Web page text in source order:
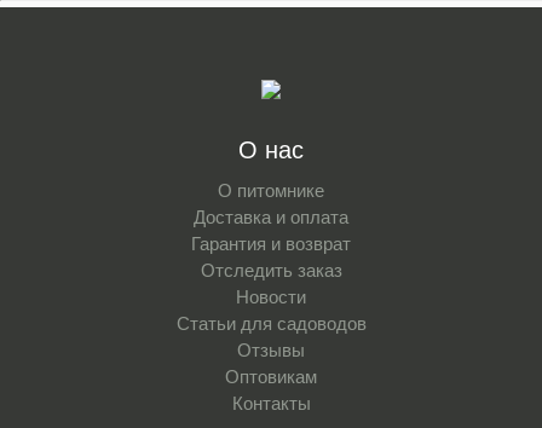
О нас
О питомнике
Доставка и оплата
Гарантия и возврат
Отследить заказ
Новости
Статьи для садоводов
Отзывы
Оптовикам
Контакты